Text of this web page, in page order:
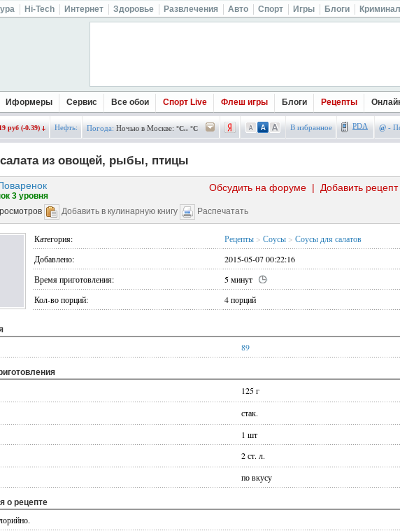
Hi-Tech Интернет Здоровье Развлечения Авто Спорт Игры Блоги Криминал
Иформеры Сервис Все обои Спорт Live Флеш игры Блоги Рецепты
руб (-0.39) Нефть: Погода: Ночью в Москве: °C.. °C В избранное PDA @ -
из овощей, рыбы, птицы
Добавить рецепт
|
Обсудить на форуме
3 уровня
Добавить в кулинарную книгу Распечатать
Категория: Рецепты > Соусы > Соусы для салатов
Добавлено:
2015-05-07 00:22:16
Время приготовления:
5 минут
Кол-во порций:
4 порций
89
125 г
стак.
1 шт
2 ст. л.
по вкусу
о рецепте